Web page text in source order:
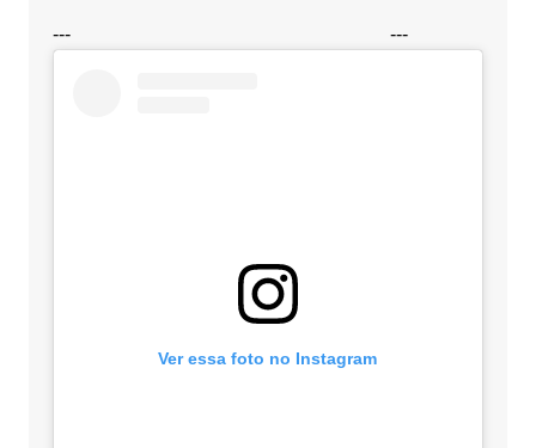
--- ---
Ver essa foto no Instagram